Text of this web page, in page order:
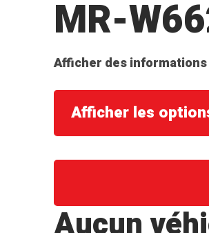
MR-
Afficher des
Afficher les